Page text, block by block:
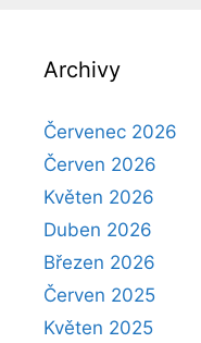
Archivy
Červenec 2026
Červen 2026
Květen 2026
Duben 2026
Březen 2026
Červen 2025
Květen 2025